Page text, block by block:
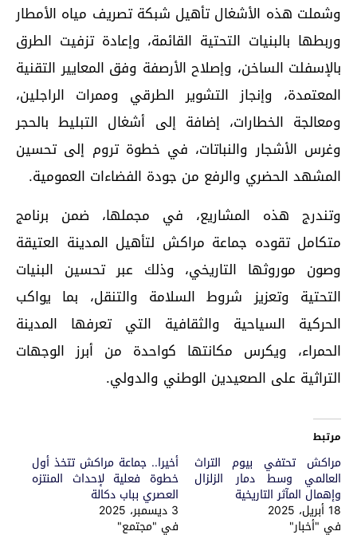
وشملت هذه الأشغال تأهيل شبكة تصريف مياه الأمطار
وربطها بالبنيات التحتية القائمة، وإعادة تزفيت الطرق
بالإسفلت الساخن، وإصلاح الأرصفة وفق المعايير التقنية
المعتمدة، وإنجاز التشوير الطرقي وممرات الراجلين،
ومعالجة الخطارات، إضافة إلى أشغال التبليط بالحجر
وغرس الأشجار والنباتات، في خطوة تروم إلى تحسين
المشهد الحضري والرفع من جودة الفضاءات العمومية.
وتندرج هذه المشاريع، في مجملها، ضمن برنامج
متكامل تقوده جماعة مراكش لتأهيل المدينة العتيقة
وصون موروثها التاريخي، وذلك عبر تحسين البنيات
التحتية وتعزيز شروط السلامة والتنقل، بما يواكب
الحركية السياحية والثقافية التي تعرفها المدينة
الحمراء، ويكرس مكانتها كواحدة من أبرز الوجهات
التراثية على الصعيدين الوطني والدولي.
مرتبط
مراكش تحتفي بيوم التراث
العالمي وسط دمار الزلزال
وإهمال المآثر التاريخية
18 أبريل، 2025
في "أخبار"
أخيرا.. جماعة مراكش تتخذ أول
خطوة فعلية لإحداث المنتزه
العصري بباب دكالة
3 ديسمبر، 2025
في "مجتمع"